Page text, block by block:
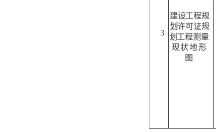
3
建设工程规
划许可证规
划工程测 量
现状地形
图